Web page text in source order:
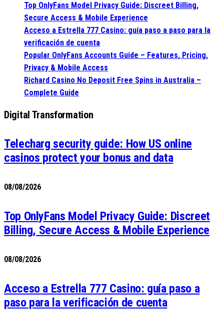
Top OnlyFans Model Privacy Guide: Discreet Billing,
Secure Access & Mobile Experience
Acceso a Estrella 777 Casino: guía paso a paso para la
verificación de cuenta
Popular OnlyFans Accounts Guide – Features, Pricing,
Privacy & Mobile Access
Richard Casino No Deposit Free Spins in Australia –
Complete Guide
Digital Transformation
Telecharg security guide: How US online
casinos protect your bonus and data
08/08/2026
Top OnlyFans Model Privacy Guide: Discreet
Billing, Secure Access & Mobile Experience
08/08/2026
Acceso a Estrella 777 Casino: guía paso a
paso para la verificación de cuenta